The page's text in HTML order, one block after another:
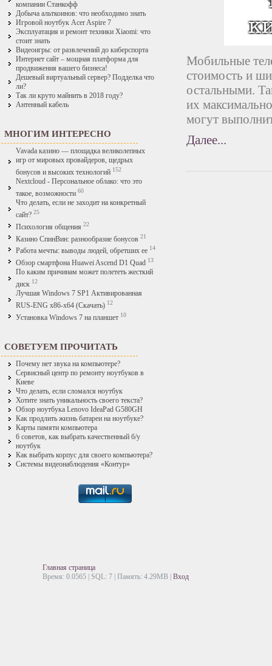
компании Станкофф
Добыча альткоинов: что необходимо знать
Игровой ноутбук Acer Aspire 7
Эксплуатация и ремонт техники Xiaomi: что
стоит знать
Видеоигры: от развлечений до киберспорта
Интернет сайт – мощная платформа для
продвижения вашего бизнеса!
Дешевый виртуальный сервер? Подделка что
ли?
Так ли круто майнить в 2018 году?
Антенный кабель
МНОГИМ ИНТЕРЕСНО
Vavada казино — площадка великолепных
игр от мировых провайдеров, щедрых
бонусов и высоких технологий 152
Nextcloud - Персональное облако: что это
такое, возможности 60
Что делать, если не заходит на конкретный
сайт? 25
Психология общения 22
Казино СпинВин: разнообразие бонусов 21
Работа мечты: выводы людей, обретших ее 14
Обзор смартфона Huawei Ascend D1 Quad 13
По каким причинам может полететь жесткий
диск 12
Лучшая Windows 7 SP1 Активированная
RUS-ENG x86-x64 (Скачать) 12
Установка Windows 7 на планшет 10
СОВЕТУЕМ ПРОЧИТАТЬ
Почему нет звука на компьютере?
Сервисный центр по ремонту ноутбуков в
Киеве
Что делать, если сломался ноутбук
Хотите знать уникальность своего текста?
Обзор ноутбука Lenovo IdeaPad G580GH
Как продлить жизнь батареи на ноутбуке?
Карты памяти компьютера
6 советов, как выбрать качественный б/у
ноутбук
Как выбрать корпус для своего компьютера?
Системы видеонаблюдения «Контур»
Мобильные
стоимость и
остальными.
их
могут
Далее...
Главная страница
Время: 0.0565 | SQL: 7 | Память: 4.29MB Вход